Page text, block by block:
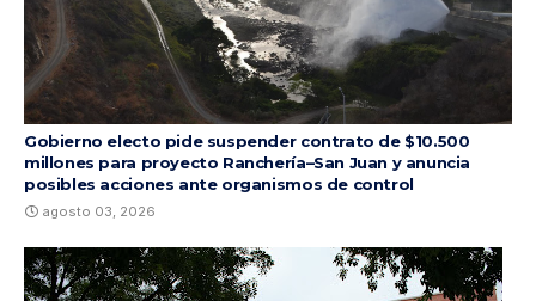
Gobierno electo pide suspender contrato de $10.500
millones para proyecto Ranchería–San Juan y anuncia
posibles acciones ante organismos de control
agosto 03, 2026